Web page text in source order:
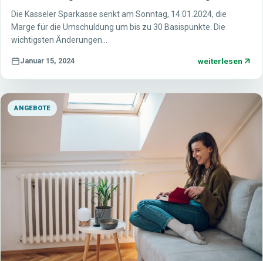
Die Kasseler Sparkasse senkt am Sonntag, 14.01.2024, die
Marge für die Umschuldung um bis zu 30 Basispunkte. Die
wichtigsten Änderungen…
Januar 15, 2024 weiterlesen
ANGEBOTE